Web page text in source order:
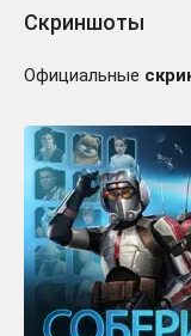
Скриншоты
Официальные